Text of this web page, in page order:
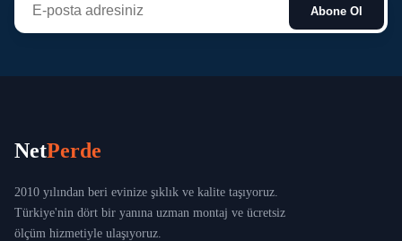
Abone Ol
NetPerde
2010 yılından beri evinize şıklık ve kalite taşıyoruz.
Türkiye'nin dört bir yanına uzman montaj ve ücretsiz
ölçüm hizmetiyle ulaşıyoruz.